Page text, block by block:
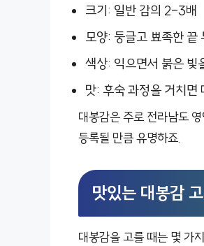
크기: 일반 감의 2-3배
모양: 둥글고 뾰족한 끝
색상: 익으면서 붉은 빛
맛: 후숙 과정을 거치면
대봉감은 주로 전라남도
등록될 만큼 유명하죠.
맛있는 대봉감
대봉감을 고를 때는 몇 가